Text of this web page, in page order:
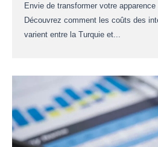
Envie de transformer votre
Découvrez comment les coûts des
varient entre la Turquie et...